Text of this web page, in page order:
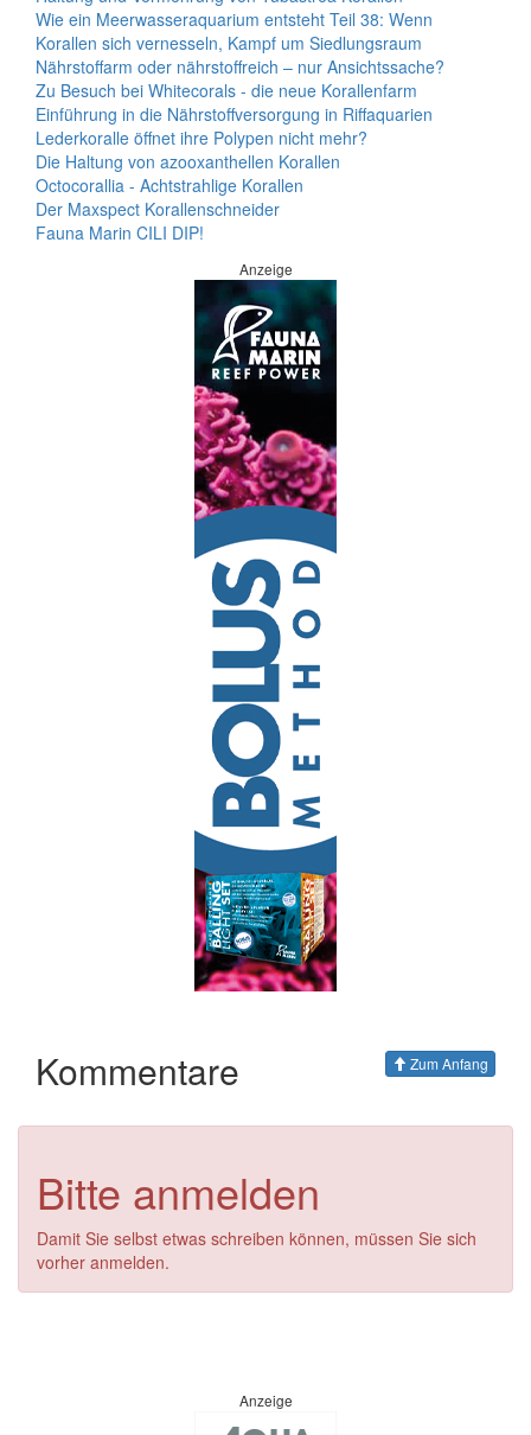
Wie ein Meerwasseraquarium entsteht Teil 38: Wenn
Korallen sich vernesseln, Kampf um Siedlungsraum
Nährstoffarm oder nährstoffreich – nur Ansichtssache?
Zu Besuch bei Whitecorals - die neue Korallenfarm
Einführung in die Nährstoffversorgung in Riffaquarien
Lederkoralle öffnet ihre Polypen nicht mehr?
Die Haltung von azooxanthellen Korallen
Octocorallia - Achtstrahlige Korallen
Der Maxspect Korallenschneider
Fauna Marin CILI DIP!
Anzeige
Kommentare Zum Anfang
Bitte anmelden
Damit Sie selbst etwas schreiben können, müssen Sie sich
vorher anmelden.
Anzeige